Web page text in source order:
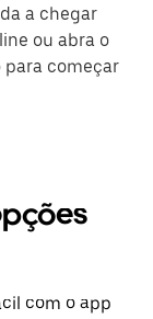
a chegar
ou abra o
para começar
com o app